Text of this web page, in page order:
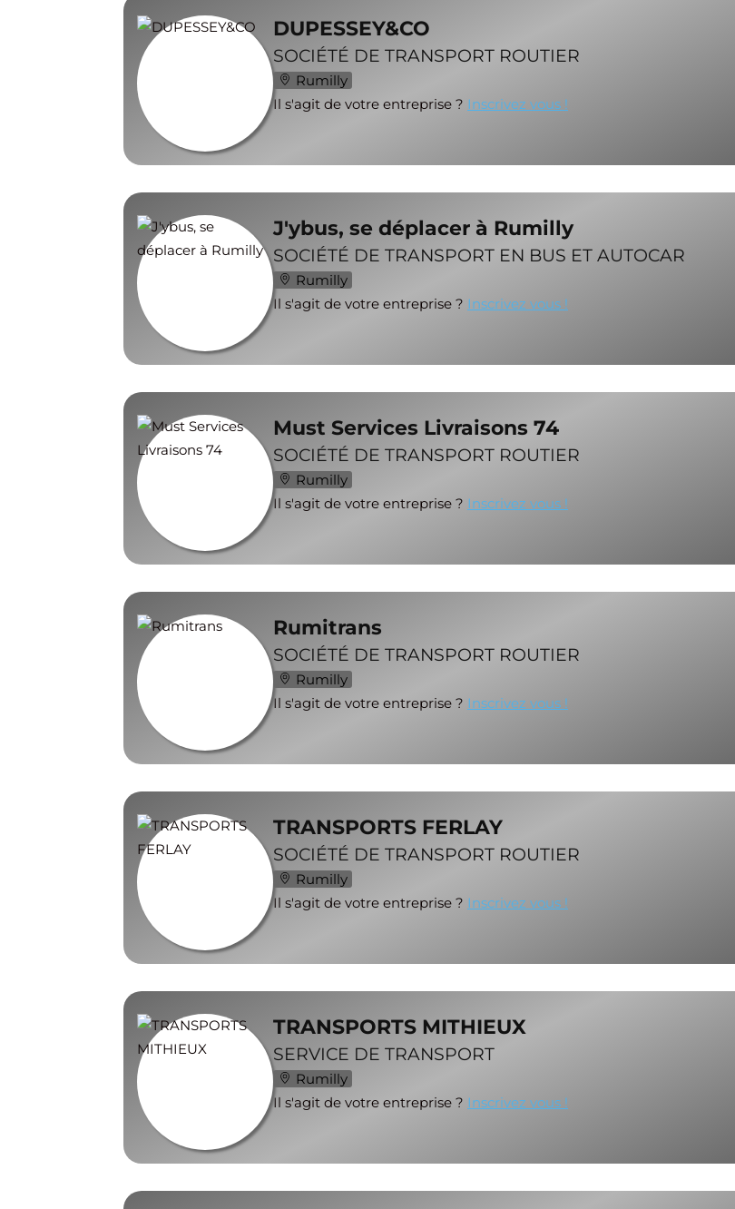
DUPESSEY&CO
SOCIÉTÉ DE TRANSPORT ROUTIER
Rumilly
Il s'agit de votre entreprise ? Inscrivez vous !
J'ybus, se déplacer à Rumilly
SOCIÉTÉ DE TRANSPORT EN BUS ET AUTOCAR
Rumilly
Il s'agit de votre entreprise ? Inscrivez vous !
Must Services Livraisons 74
SOCIÉTÉ DE TRANSPORT ROUTIER
Rumilly
Il s'agit de votre entreprise ? Inscrivez vous !
Rumitrans
SOCIÉTÉ DE TRANSPORT ROUTIER
Rumilly
Il s'agit de votre entreprise ? Inscrivez vous !
TRANSPORTS FERLAY
SOCIÉTÉ DE TRANSPORT ROUTIER
Rumilly
Il s'agit de votre entreprise ? Inscrivez vous !
TRANSPORTS MITHIEUX
SERVICE DE TRANSPORT
Rumilly
Il s'agit de votre entreprise ? Inscrivez vous !